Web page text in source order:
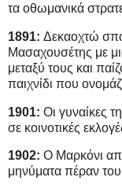
τα οθωμανικά
1891: Δεκαοχτώ
Μασαχουσέτης με
μεταξύ τους και
παιχνίδι που
1901: Οι γυναίκες
σε κοινοτικές
1902: Ο Μαρκόνι
μηνύματα πέραν του